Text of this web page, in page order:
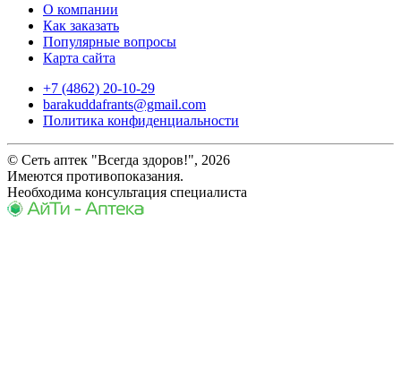
О компании
Как заказать
Популярные вопросы
Карта сайта
+7 (4862) 20-10-29
barakuddafrants@gmail.com
Политика конфиденциальности
© Сеть аптек "Всегда здоров!", 2026
Имеются противопоказания.
Необходима консультация специалиста